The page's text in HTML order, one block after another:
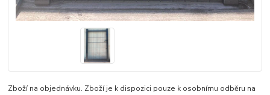
Zboží na objednávku. Zboží je k dispozici pouze k osobnímu odběru na